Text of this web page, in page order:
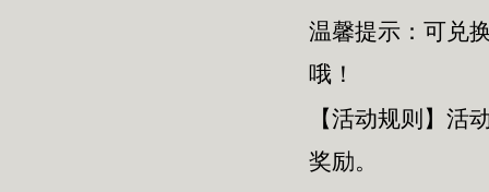
温馨提示：可兑
哦！
【活动规则】活
奖励。